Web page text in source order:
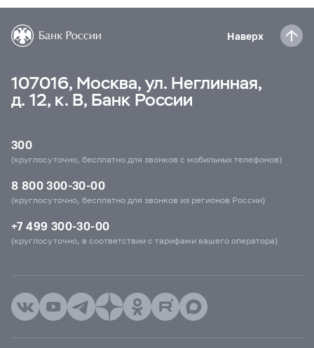
Наверх
107016, Москва, ул. Неглинная,
д. 12, к. В, Банк России
300
(круглосуточно, бесплатно для звонков с мобильных телефонов)
8 800 300-30-00
(круглосуточно, бесплатно для звонков из регионов России)
+7 499 300-30-00
(круглосуточно, в соответствии с тарифами вашего оператора)